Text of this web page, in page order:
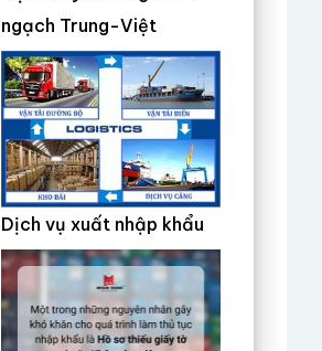
ngạch Trung-Việt
Dịch vụ xuất nhập khẩu